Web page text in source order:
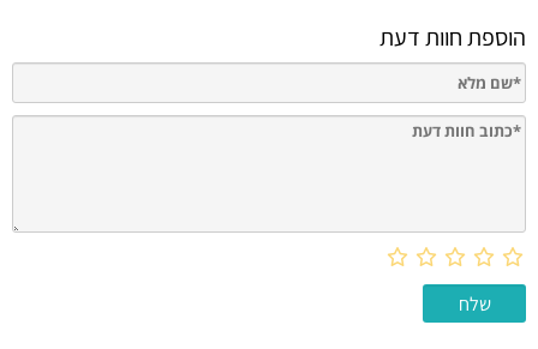
הוספת חוות דעת